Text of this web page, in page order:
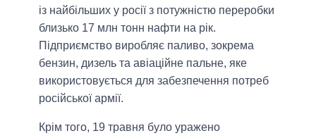
із найбільших у росії з потужністю переробки
близько 17 млн тонн нафти на рік.
Підприємство виробляє паливо, зокрема
бензин, дизель та авіаційне пальне, яке
використовується для забезпечення потреб
російської армії.
Крім того, 19 травня було уражено